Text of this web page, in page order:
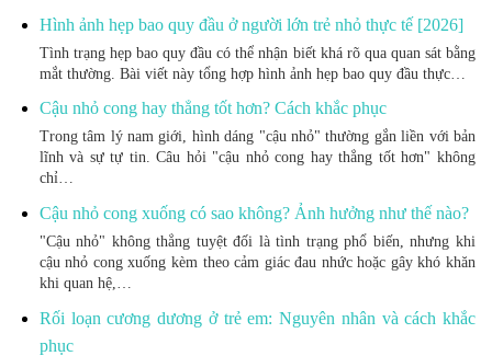
Hình ảnh hẹp bao quy đầu ở người lớn trẻ nhỏ thực tế [2026]
Tình trạng hẹp bao quy đầu có thể nhận biết khá rõ qua quan sát bằng
mắt thường. Bài viết này tổng hợp hình ảnh hẹp bao quy đầu thực…
Cậu nhỏ cong hay thẳng tốt hơn? Cách khắc phục
Trong tâm lý nam giới, hình dáng "cậu nhỏ" thường gắn liền với bản
lĩnh và sự tự tin. Câu hỏi "cậu nhỏ cong hay thẳng tốt hơn" không
chỉ…
Cậu nhỏ cong xuống có sao không? Ảnh hưởng như thế nào?
"Cậu nhỏ" không thẳng tuyệt đối là tình trạng phổ biến, nhưng khi
cậu nhỏ cong xuống kèm theo cảm giác đau nhức hoặc gây khó khăn
khi quan hệ,…
Rối loạn cương dương ở trẻ em: Nguyên nhân và cách khắc
phục